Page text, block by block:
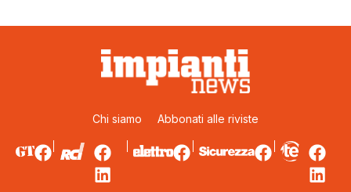
Chi siamo Abbonati alle riviste